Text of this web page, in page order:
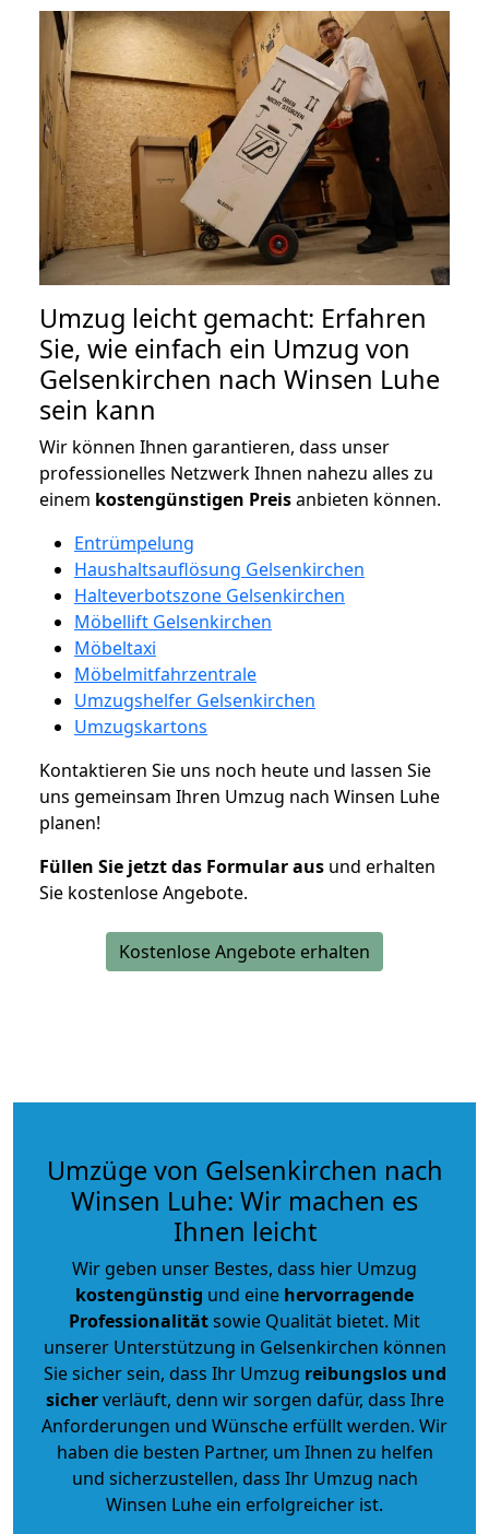
Umzug leicht gemacht: Erfahren
Sie, wie einfach ein Umzug von
Gelsenkirchen nach Winsen Luhe
sein kann
Wir können Ihnen garantieren, dass unser
professionelles Netzwerk Ihnen nahezu alles zu
einem kostengünstigen Preisanbieten können.
Entrümpelung
Haushaltsauflösung Gelsenkirchen
Halteverbotszone Gelsenkirchen
Möbellift Gelsenkirchen
Möbeltaxi
Möbelmitfahrzentrale
Umzugshelfer Gelsenkirchen
Umzugskartons
Kontaktieren Sie uns noch heute und lassen Sie
uns gemeinsam Ihren Umzug nach Winsen Luhe
planen!
Füllen Sie jetzt das Formular aus und erhalten
Sie kostenlose Angebote.
Kostenlose Angebote erhalten
Umzüge von Gelsenkirchen nach
Winsen Luhe: Wir machen es
Ihnen leicht
Wir geben unser Bestes, dass hier Umzug
kostengünstig und eine hervorragende
Professionalitätsowie Qualität bietet. Mit
unserer Unterstützung in Gelsenkirchen können
Sie sicher sein, dass Ihr Umzug reibungslos und
sicherverläuft, denn wir sorgen dafür, dass Ihre
Anforderungen und Wünsche erfüllt werden. Wir
haben die besten Partner, um Ihnen zu helfen
und sicherzustellen, dass Ihr Umzug nach
Winsen Luhe ein erfolgreicher ist.